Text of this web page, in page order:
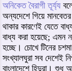
অনিকেত বৈরাগী তূর্য্য
অন্যদেশে গিয়ে
থাকার কারণেই যেতে
বাধ্য করা হয়েছে; এমন
হচ্ছে। চোখে টিনের
সংখ্যালঘুরা সব দেশেই
বাংলাদেশে হিন্দুরা।